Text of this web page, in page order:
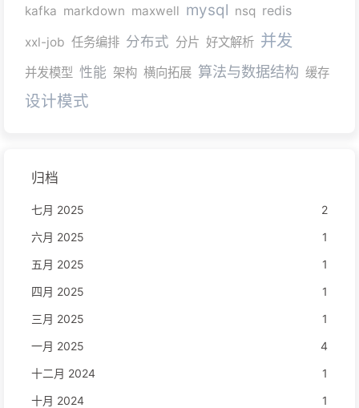
kafka markdown maxwell mysql nsq redis
xxl-job 任务编排 分布式 分片 好文解析 并发
并发模型 性能 架构 横向拓展 算法与数据结构 缓存
设计模式
归档
七月 2025
2
六月 2025
1
五月 2025
1
四月 2025
1
三月 2025
1
一月 2025
4
十二月 2024
1
十月 2024
1